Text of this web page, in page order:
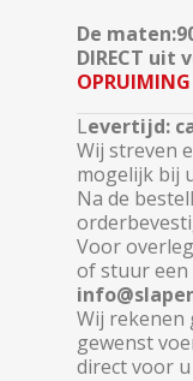
De
DIRECT uit
Levertijd:
Wij streven
mogelijk bij
Na de
Voor
of stuur een
Wij rekenen
gewenst
direct voor u